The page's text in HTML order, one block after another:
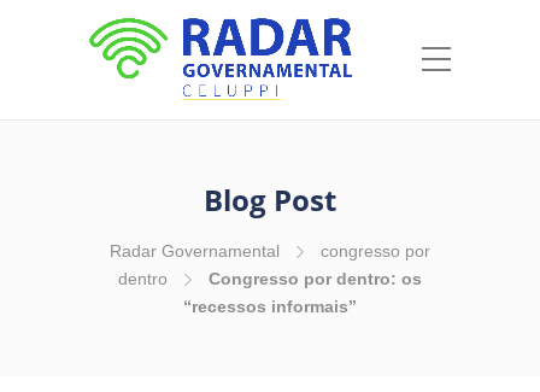
Blog Post
Radar Governamental
congresso por
dentro
Congresso por dentro: os
“recessos informais”